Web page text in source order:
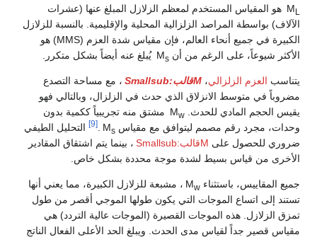
Mهو المقياس المستخدم لمعظم الزلازل المبلغ عنها (عشرات
الآلاف) بواسطة المراصد الزلزالية المحلية والإقليمية. بالنسبة للزلازل
الكبيرة في جميع أنحاء العالم، فإن مقياس شدة العزم (MMS) هو
الأكثر شيوعاً، على الرغم من أن M s يُبلغ عنه أيضاً بشكل متكرر.
يتناسب العزم الزلزالي ، Mقالب:Smallsub
، مع مساحة التصدع
مضروباً في متوسط الانزلاق الذي حدث في الزلزال، وبالتالي فهو
يقيس الحجم المادي للحدث. M
w
مشتق منه تجريبياً ككمية بدون
وحدات، مجرد رقم مصمم ليتوافق مع مقياس M s
.
التحليل الطيفي
ضروري للحصول على Mقالب:Smallsub
، بينما يتم اشتقاق المقادير
الأخرى من قياس بسيط لشدة موجة محددة بشكل خاص.
جميع المقاييس، باستثناء M w
، مشبعة للزلازل الكبيرة، مما يعني أنها
تستند إلى اتساع الموجات التي يكون طولها الموجي أقصر من طول
تمزق الزلازل. هذه الموجات القصيرة (الموجات عالية التردد) هي
مقياس قصير جداً لقياس مدى الحدث. ويبلغ الحد الأعلى الفعال الناتج